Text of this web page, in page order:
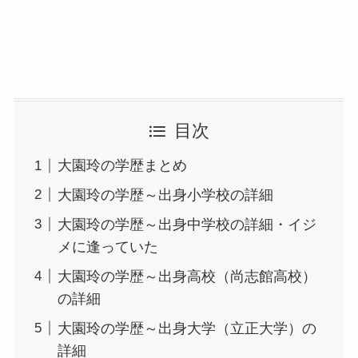
目次
大園玲の学歴まとめ
大園玲の学歴～出身小学校の詳細
大園玲の学歴～出身中学校の詳細・イジ
メに逢っていた
大園玲の学歴～出身高校（尚志館高校）
の詳細
大園玲の学歴～出身大学（立正大学）の
詳細